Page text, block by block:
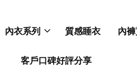
內衣系列 質感睡衣 內
客戶口碑好評分享